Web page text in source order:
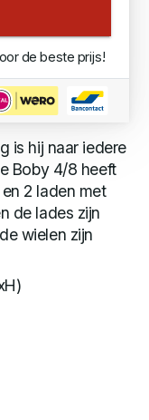
de beste prijs!
is hij naar iedere
Boby 4/8 heeft
2 laden met
de lades zijn
wielen zijn